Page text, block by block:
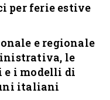
per ferie estive
e regionale
le
e i modelli di
italiani